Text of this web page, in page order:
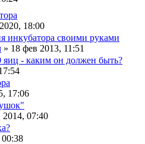
18:00
инкубатора своими руками
» 18 фев 2013, 11:51
яиц - каким он должен быть?
17:06
2014, 07:40